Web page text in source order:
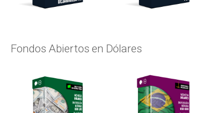
Fondos Abiertos en Dólares